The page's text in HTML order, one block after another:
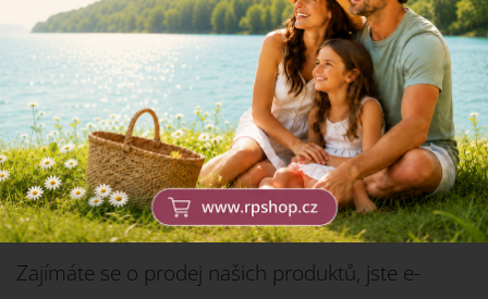
Staňte se naším
obchodním
partnerem
Zajímáte se o prodej našich produktů, jste e-